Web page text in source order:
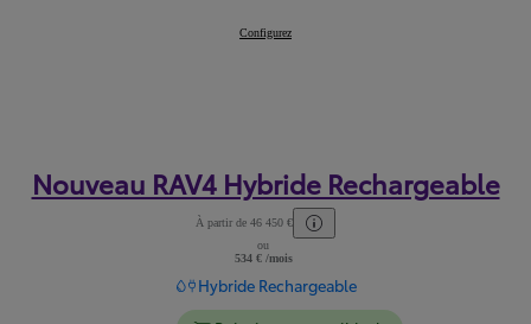
Nouveau bZ4X
Configurez
Nouveau RAV4 Hybride Rechargeable
À partir de 46 450 €
ou
534 € /moisLire les mentions légales
Hybride Rechargeable